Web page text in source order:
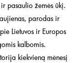
pasaulio žemės ūkį.
parodas ir
Lietuvos ir Europos
kalbomis.
kiekvieną mėnesį